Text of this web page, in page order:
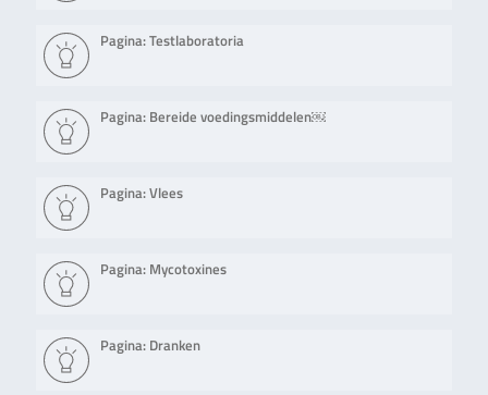
Pagina: Testlaboratoria
Pagina: Bereide voedingsmiddelen￼
Pagina: Vlees
Pagina: Mycotoxines
Pagina: Dranken